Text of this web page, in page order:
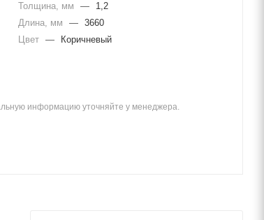
Толщина, мм —
1,2
Длина, мм
— 3660
Цвет — Коричневый
информацию уточняйте у менеджера.